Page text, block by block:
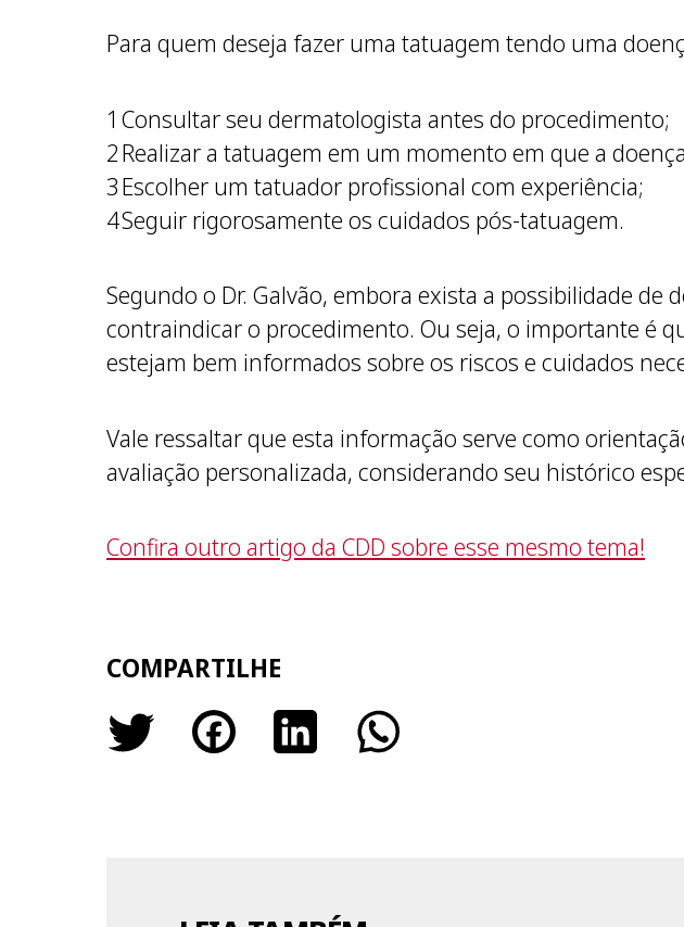
Para quem deseja fazer uma tatuagem tendo uma
Consultar seu dermatologista antes do procedimento;
Realizar a tatuagem em um momento em que a
Escolher um tatuador profissional com experiência;
Seguir rigorosamente os cuidados pós-tatuagem.
Segundo o Dr. Galvão, embora exista a possibilidade
contraindicar o procedimento. Ou seja, o importante é
estejam bem informados sobre os riscos e cuidados
Vale ressaltar que esta informação serve como
avaliação personalizada, considerando seu histórico
Confira outro artigo da CDD sobre esse mesmo tema!
COMPARTILHE